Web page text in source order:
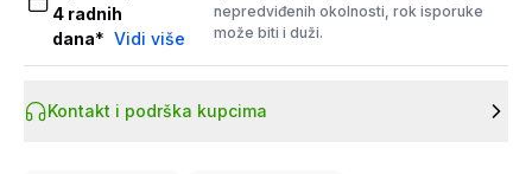
4 radnih
dana* Vidi više
nepredviđenih okolnosti, rok isporuke
može biti i duži.
Kontakt i podrška kupcima